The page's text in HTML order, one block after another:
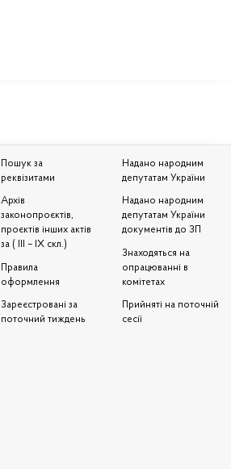
Пошук за
реквізитами
Архів
законопроєктів,
проєктів інших актів
за ( III – IX скл.)
Правила
оформлення
Зареєстровані за
поточний тиждень
Надано народним
депутатам України
Надано народним
депутатам України
документів до ЗП
Знаходяться на
опрацюванні в
комітетах
Прийняті на поточній
сесії